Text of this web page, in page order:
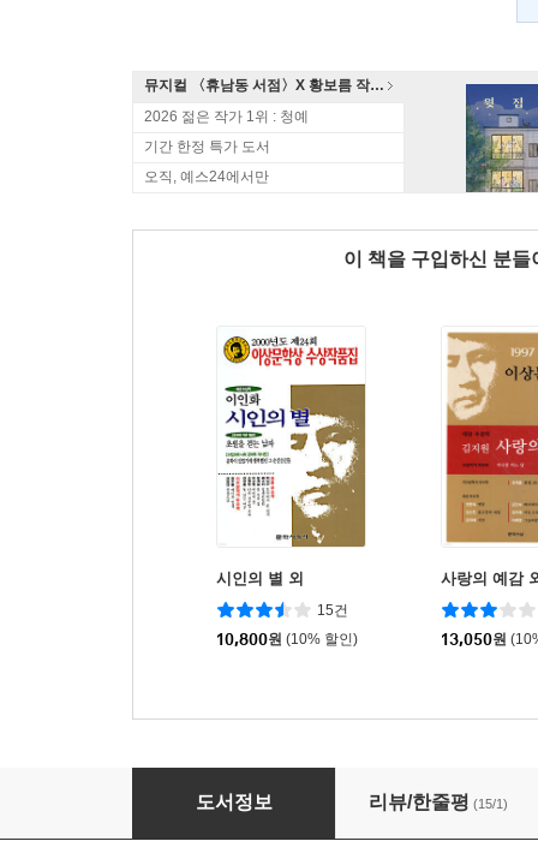
뮤지컬 〈휴남동 서점〉X 황보름 작가 북토크
2026 젊은 작가 1위 : 청예
기간 한정 특가 도서
오직, 예스24에서만
이 책을 구입하신 분
시인의 별 외
15건
10,800원 (10% 할인)
사랑의 예감
13,050원
아내의 상자 외
도서정보 리뷰/한줄평 (15/1)